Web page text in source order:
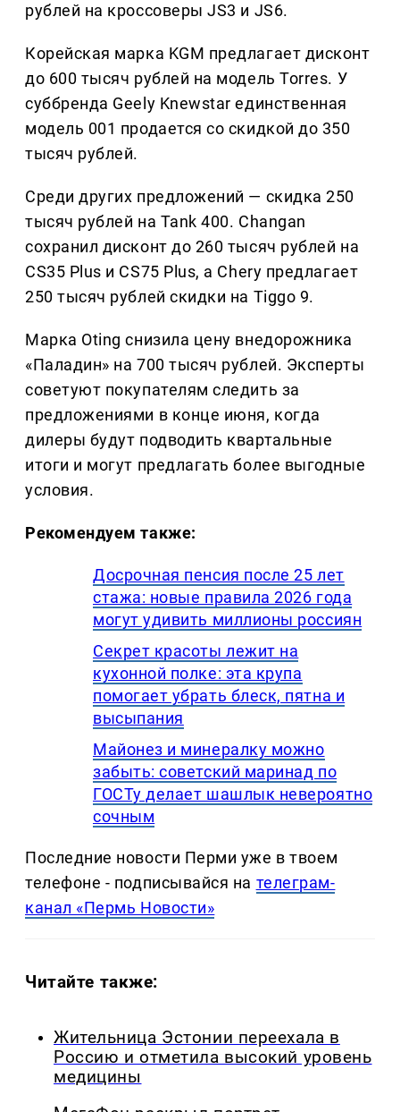
рублей на кроссоверы JS3 и JS6.
Корейская марка KGM предлагает дисконт
до 600 тысяч рублей на модель Torres. У
суббренда Geely Knewstar единственная
модель 001 продается со скидкой до 350
тысяч рублей.
Среди других предложений — скидка 250
тысяч рублей на Tank 400. Changan
сохранил дисконт до 260 тысяч рублей на
CS35 Plus и CS75 Plus, а Chery предлагает
250 тысяч рублей скидки на Tiggo 9.
Марка Oting снизила цену внедорожника
«Паладин» на 700 тысяч рублей. Эксперты
советуют покупателям следить за
предложениями в конце июня, когда
дилеры будут подводить квартальные
итоги и могут предлагать более выгодные
условия.
Рекомендуем также:
Досрочная пенсия после 25 лет
стажа: новые правила 2026 года
могут удивить миллионы россиян
Секрет красоты лежит на
кухонной полке: эта крупа
помогает убрать блеск, пятна и
высыпания
Майонез и минералку можно
забыть: советский маринад по
ГОСТу делает шашлык невероятно
сочным
Последние новости Перми уже в твоем
телефоне - подписывайся на телеграм-
канал «Пермь Новости»
Читайте также:
Жительница Эстонии переехала в
Россию и отметила высокий уровень
медицины